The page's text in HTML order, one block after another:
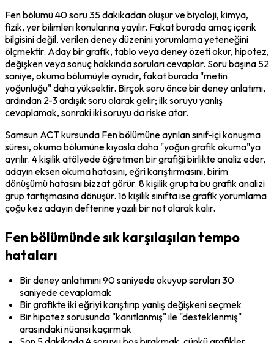
Fen bölümü 40 soru 35 dakikadan oluşur ve biyoloji, kimya,
fizik, yer bilimleri konularına yayılır. Fakat burada amaç içerik
bilgisini değil, verilen deney düzenini yorumlama yeteneğini
ölçmektir. Aday bir grafik, tablo veya deney özeti okur, hipotez,
değişken veya sonuç hakkında soruları cevaplar. Soru başına 52
saniye, okuma bölümüyle aynıdır, fakat burada "metin
yoğunluğu" daha yüksektir. Birçok soru önce bir deney anlatımı,
ardından 2-3 ardışık soru olarak gelir; ilk soruyu yanlış
cevaplamak, sonraki iki soruyu da riske atar.
Samsun ACT kursunda Fen bölümüne ayrılan sınıf-içi konuşma
süresi, okuma bölümüne kıyasla daha "yoğun grafik okuma"ya
ayrılır. 4 kişilik atölyede öğretmen bir grafiği birlikte analiz eder,
adayın eksen okuma hatasını, eğri karıştırmasını, birim
dönüşümü hatasını bizzat görür. 8 kişilik grupta bu grafik analizi
grup tartışmasına dönüşür. 16 kişilik sınıfta ise grafik yorumlama
çoğu kez adayın defterine yazılı bir not olarak kalır.
Fen bölümünde sık karşılaşılan tempo
hataları
Bir deney anlatımını 90 saniyede okuyup soruları 30
saniyede cevaplamak
Bir grafikte iki eğriyi karıştırıp yanlış değişkeni seçmek
Bir hipotez sorusunda "kanıtlanmış" ile "desteklenmiş"
arasındaki nüansı kaçırmak